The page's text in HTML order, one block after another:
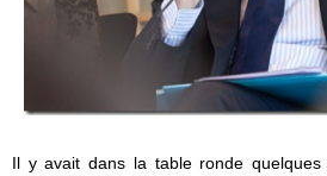
Il y avait dans la table ronde quelques